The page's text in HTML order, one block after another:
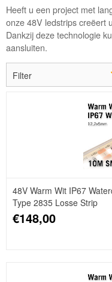
Heeft u een project met
onze 48V ledstrips creëert
Dankzij deze technologie
aansluiten.
Filter
48V Warm Wit IP67
Type 2835 Losse Strip
€148,00